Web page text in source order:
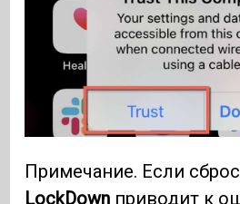
Примечание. Если
LockDown приводит к